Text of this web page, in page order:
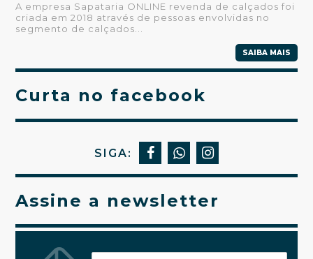
A empresa Sapataria ONLINE revenda de calçados foi
criada em 2018 através de pessoas envolvidas no
segmento de calçados...
SAIBA MAIS
Curta no facebook
SIGA:
Assine a newsletter